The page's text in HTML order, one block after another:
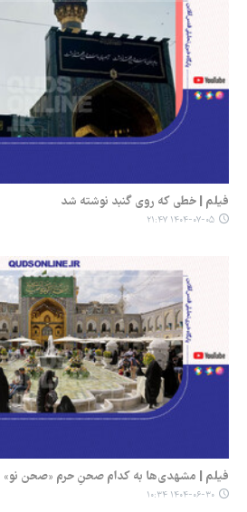
فیلم | خطی که روی گنبد نوشته شد
۱۴۰۴-۰۷-۰۵ ۲۱:۴۷
فیلم | مشهدی‌ها به کدام صحنِ حرم «صحن نو»
۱۴۰۴-۰۶-۳۰ ۱۰:۳۴